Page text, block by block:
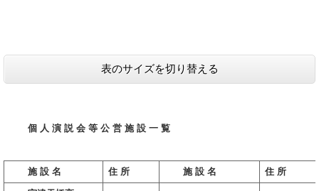
表のサイズを切り替える
個 人 演 説 会 等 公 営 施 設 一 覧
施 設 名 住 所 施 設 名 住 所